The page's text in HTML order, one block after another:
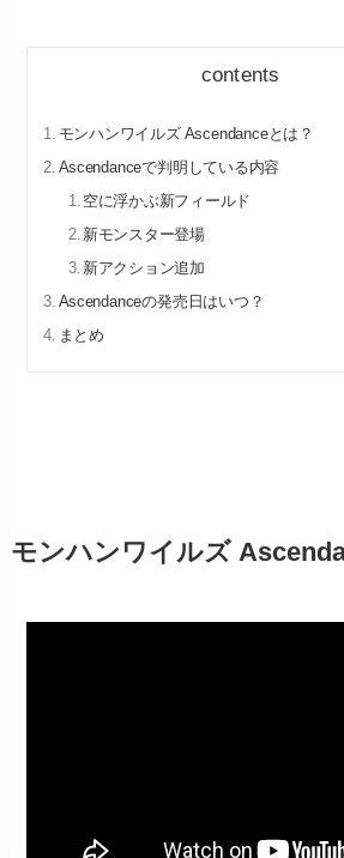
contents
モンハンワイルズ Ascendanceとは？
Ascendanceで判明している内容
空に浮かぶ新フィールド
新モンスター登場
新アクション追加
Ascendanceの発売日はいつ？
まとめ
モンハンワイルズ